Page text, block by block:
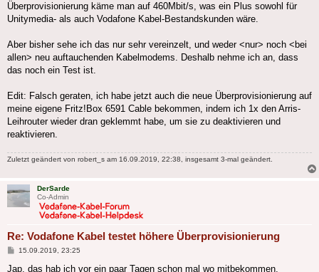
Überprovisionierung käme man auf 460Mbit/s, was ein Plus sowohl für
Unitymedia- als auch Vodafone Kabel-Bestandskunden wäre.
Aber bisher sehe ich das nur sehr vereinzelt, und weder <nur> noch <bei
allen> neu auftauchenden Kabelmodems. Deshalb nehme ich an, dass
das noch ein Test ist.
Edit: Falsch geraten, ich habe jetzt auch die neue Überprovisionierung auf
meine eigene Fritz!Box 6591 Cable bekommen, indem ich 1x den Arris-
Leihrouter wieder dran geklemmt habe, um sie zu deaktivieren und
reaktivieren.
Zuletzt geändert von robert_s am 16.09.2019, 22:38, insgesamt 3-mal geändert.
DerSarde
Co-Admin
Re: Vodafone Kabel testet höhere Überprovisionierung
Beitrag
15.09.2019, 23:25
Jap, das hab ich vor ein paar Tagen schon mal wo mitbekommen,